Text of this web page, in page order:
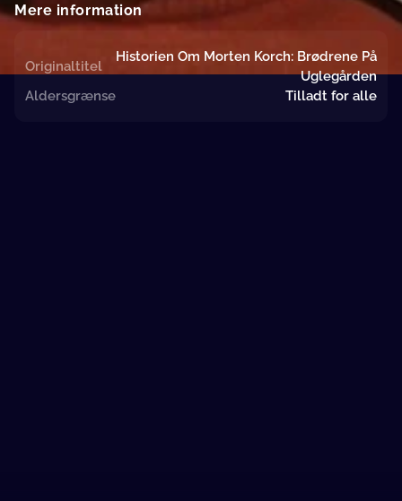
Mere information
Originaltitel
Historien Om Morten Korch: Brødrene På
Uglegården
Aldersgrænse
Tilladt for alle